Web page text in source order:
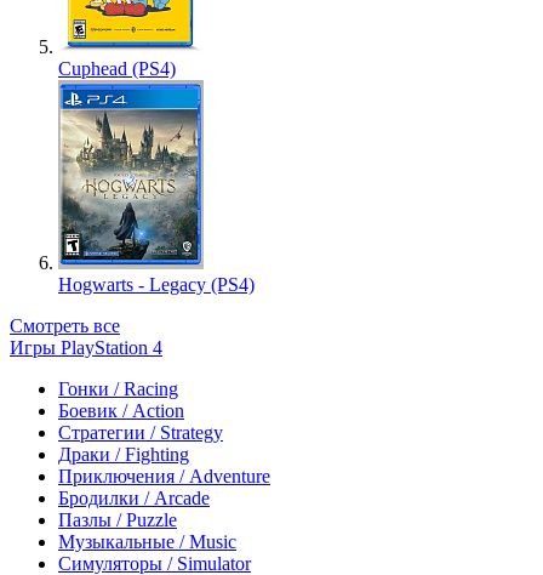
Cuphead (PS4)
Hogwarts - Legacy (PS4)
Смотреть все
Игры PlayStation 4
Гонки / Racing
Боевик / Action
Стратегии / Strategy
Драки / Fighting
Приключения / Adventure
Бродилки / Arcade
Пазлы / Puzzle
Музыкальные / Music
Симуляторы / Simulator